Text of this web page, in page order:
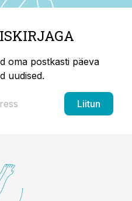
oma postkasti päeva
uudised.
Liitun